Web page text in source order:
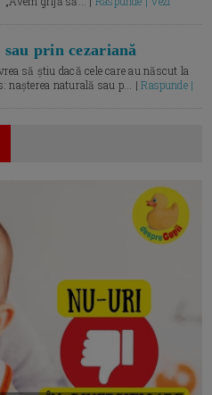
prin cezariană
să știu dacă cele care au născut la
nașterea naturală sau p... |Raspunde |